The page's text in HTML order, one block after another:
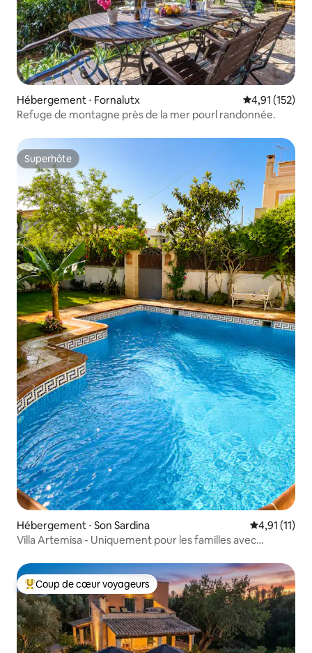
Hébergement ⋅ Fornalutx Évaluation
4,91 (152)
Refuge de montagne près de la mer pourl randonnée.
Superhôte
Superhôte
Hébergement ⋅ Son Sardina Évaluation
4,91 (11)
Villa Artemisa - Uniquement pour les familles avec
Coups de cœur voyageurs les plus appréciés
Coup de cœur voyageurs